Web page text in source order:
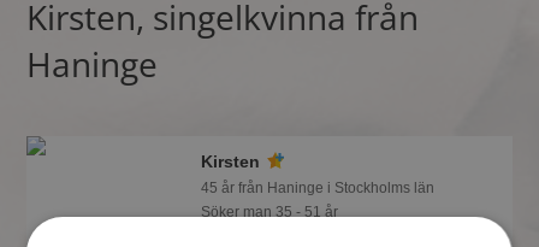
Kirsten, singelkvinna från
Haninge
Kirsten
45 år från Haninge i Stockholms län
Söker man 35 - 51 år